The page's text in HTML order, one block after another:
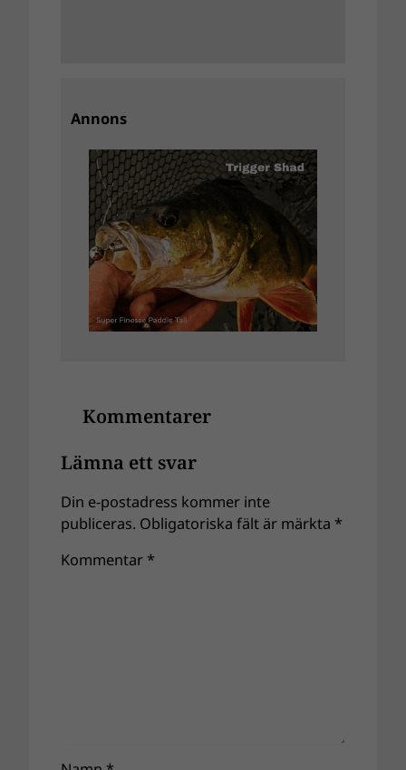
Annons
Kommentarer
Lämna ett svar
Din e-postadress kommer inte
publiceras. Obligatoriska fält är märkta *
Kommentar *